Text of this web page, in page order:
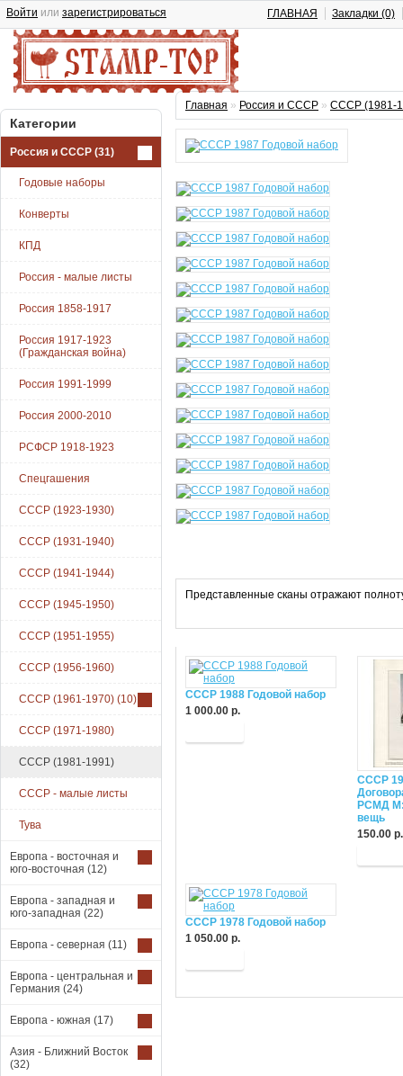
Войти или зарегистрироваться ГЛАВНАЯ Закладки (0)
Категории
Россия и СССР (31)
Годовые наборы
Конверты
КПД
Россия - малые листы
Россия 1858-1917
Россия 1917-1923
(Гражданская война)
Россия 1991-1999
Россия 2000-2010
РСФСР 1918-1923
Спецгашения
СССР (1923-1930)
СССР (1931-1940)
СССР (1941-1944)
СССР (1945-1950)
СССР (1951-1955)
СССР (1956-1960)
СССР (1961-1970) (10)
СССР (1971-1980)
СССР (1981-1991)
СССР - малые листы
Тува
Европа - восточная и
юго-восточная (12)
Европа - западная и
юго-западная (22)
Европа - северная (11)
Европа - центральная и
Германия (24)
Европа - южная (17)
Азия - Ближний Восток
(32)
Главная » Россия и СССР » СССР (1981-
Представленные сканы отражают
СССР 1988 Годовой набор
1 000.00 р.
СССР
РСМД М:
вещь
150.00 р.
СССР 1978 Годовой набор
1 050.00 р.